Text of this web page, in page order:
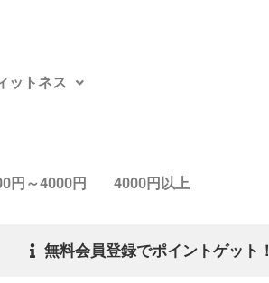
ットネス
円～4000円 4000円以上
無料会員登録でポイントゲット！